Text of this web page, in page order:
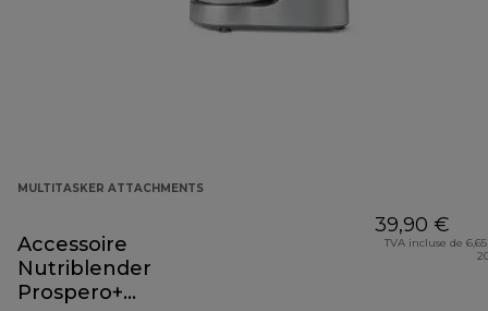
MULTITASKER ATTACHMENTS
Accessoire
Nutriblender
Prospero+
39,90 €
TVA incluse de